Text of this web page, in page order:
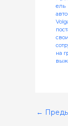
ель
на
←